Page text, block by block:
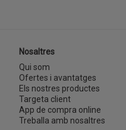
Nosaltres
Qui som
Ofertes i avantatges
Els nostres productes
Targeta client
App de compra online
Treballa amb nosaltres